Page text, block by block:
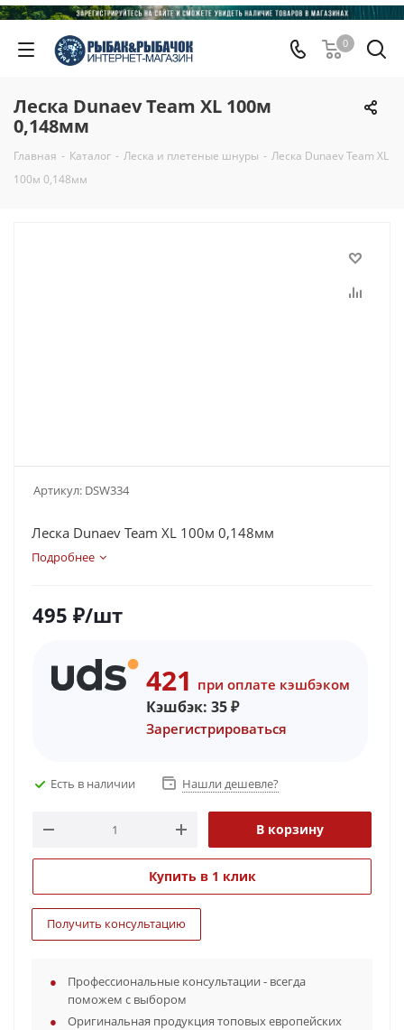
0
Леска Dunaev Team XL 100м
0,148мм
Главная - Каталог - Леска и плетеные шнуры - Леска Dunaev Team XL
100м 0,148мм
Артикул: DSW334
Леска Dunaev Team XL 100м 0,148мм
Подробнее
495 ₽/шт
421 при оплате кэшбэком
Кэшбэк: 35₽
Зарегистрироваться
Есть в наличии Нашли дешевле?
В корзину
Купить в 1 клик
Получить консультацию
Профессиональные консультации - всегда
поможем с выбором
Оригинальная продукция топовых европейских